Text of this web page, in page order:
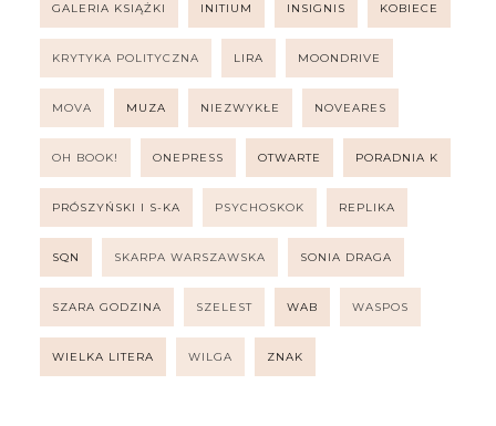
GALERIA KSIĄŻKI INITIUM INSIGNIS KOBIECE
KRYTYKA POLITYCZNA LIRA MOONDRIVE
MOVA MUZA NIEZWYKŁE NOVEARES
OH BOOK! ONEPRESS OTWARTE PORADNIA K
PRÓSZYŃSKI I S-KA PSYCHOSKOK REPLIKA
SQN SKARPA WARSZAWSKA SONIA DRAGA
SZARA GODZINA SZELEST WAB WASPOS
WIELKA LITERA WILGA ZNAK